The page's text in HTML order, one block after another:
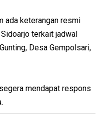
ada keterangan resmi
terkait jadwal
Desa Gempolsari,
mendapat respons